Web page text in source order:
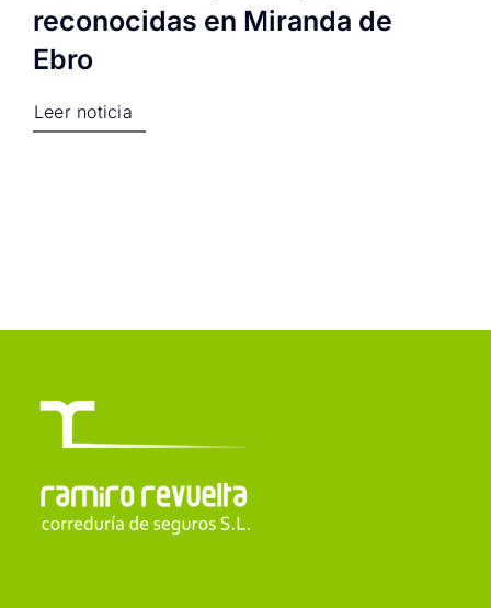
reconocidas en Miranda de
Ebro
Leer noticia